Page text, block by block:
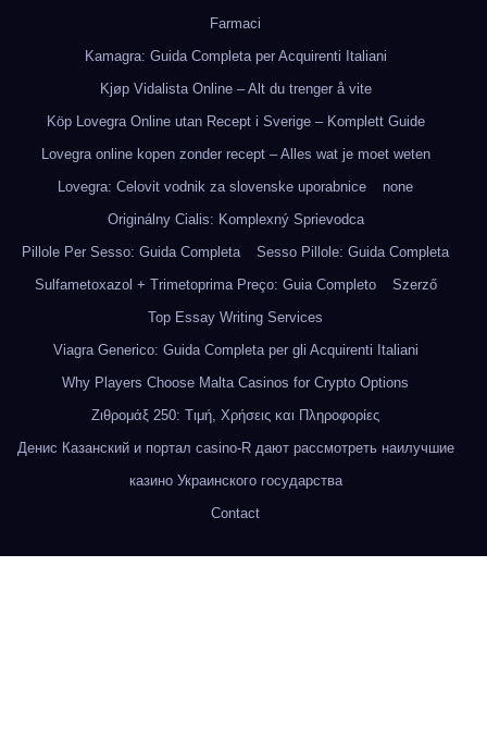
Farmaci
Kamagra: Guida Completa per Acquirenti Italiani
Kjøp Vidalista Online – Alt du trenger å vite
Köp Lovegra Online utan Recept i Sverige – Komplett Guide
Lovegra online kopen zonder recept – Alles wat je moet weten
Lovegra: Celovit vodnik za slovenske uporabnice
none
Originálny Cialis: Komplexný Sprievodca
Pillole Per Sesso: Guida Completa
Sesso Pillole: Guida Completa
Sulfametoxazol + Trimetoprima Preço: Guia Completo
Szerző
Top Essay Writing Services
Viagra Generico: Guida Completa per gli Acquirenti Italiani
Why Players Choose Malta Casinos for Crypto Options
Ζιθρομάξ 250: Τιμή, Χρήσεις και Πληροφορίες
Денис Казанский и портал casino-R дают рассмотреть наилучшие
казино Украинского государства
Contact